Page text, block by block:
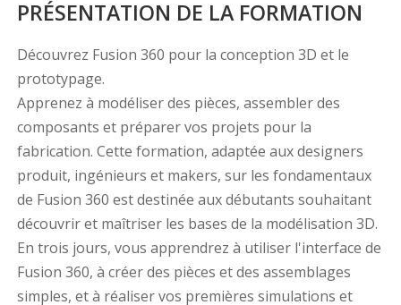
PRÉSENTATION DE LA FORMATION
Découvrez Fusion 360 pour la conception 3D et le
prototypage.
Apprenez à modéliser des pièces, assembler des
composants et préparer vos projets pour la
fabrication. Cette formation, adaptée aux designers
produit, ingénieurs et makers, sur les fondamentaux
de Fusion 360 est destinée aux débutants souhaitant
découvrir et maîtriser les bases de la modélisation 3D.
En trois jours, vous apprendrez à utiliser l'interface de
Fusion 360, à créer des pièces et des assemblages
simples, et à réaliser vos premières simulations et